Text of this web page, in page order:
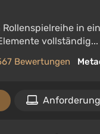
in
vollständig...
Bewertungen